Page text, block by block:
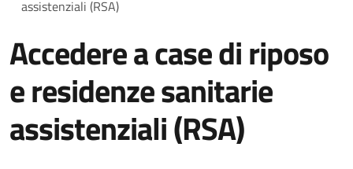
assistenziali (RSA)
Accedere a case di riposo
e residenze sanitarie
assistenziali (RSA)